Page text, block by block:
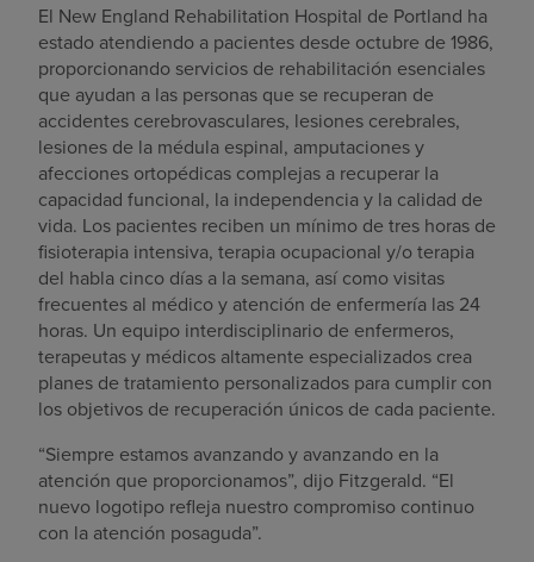
El New England Rehabilitation Hospital de Portland ha
estado atendiendo a pacientes desde octubre de 1986,
proporcionando servicios de rehabilitación esenciales
que ayudan a las personas que se recuperan de
accidentes cerebrovasculares, lesiones cerebrales,
lesiones de la médula espinal, amputaciones y
afecciones ortopédicas complejas a recuperar la
capacidad funcional, la independencia y la calidad de
vida. Los pacientes reciben un mínimo de tres horas de
fisioterapia intensiva, terapia ocupacional y/o terapia
del habla cinco días a la semana, así como visitas
frecuentes al médico y atención de enfermería las 24
horas. Un equipo interdisciplinario de enfermeros,
terapeutas y médicos altamente especializados crea
planes de tratamiento personalizados para cumplir con
los objetivos de recuperación únicos de cada paciente.
“Siempre estamos avanzando y avanzando en la
atención que proporcionamos”, dijo Fitzgerald. “El
nuevo logotipo refleja nuestro compromiso continuo
con la atención posaguda”.